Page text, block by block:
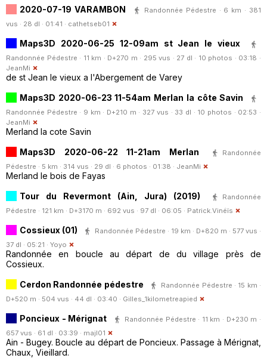
2020-07-19 VARAMBON
Randonnée Pédestre · 6 km · 381
vus · 28 dl · 01:41 · cathetseb01
Maps3D 2020-06-25 12-09am st Jean le vieux
Randonnée Pédestre · 11 km · D+270 m · 295 vus · 27 dl · 10 photos · 03:18 ·
JeanMi
de st Jean le vieux a l'Abergement de Varey
Maps3D 2020-06-23 11-54am Merlan la côte Savin
Randonnée Pédestre · 9 km · D+210 m · 327 vus · 33 dl · 10 photos · 02:53 ·
JeanMi
Merland la cote Savin
Maps3D 2020-06-22 11-21am Merlan
Randonnée
Pédestre · 5 km · 314 vus · 29 dl · 6 photos · 01:38 · JeanMi
Merland le bois de Fayas
Tour du Revermont (Ain, Jura) (2019)
Randonnée
Pédestre · 121 km · D+3170 m · 692 vus · 97 dl · 06:05 · Patrick.Vinéïs
Cossieux (01)
Randonnée Pédestre · 19 km · D+820 m · 577 vus ·
37 dl · 05:21 · Yoyo
Randonnée en boucle au départ de du village près de
Cossieux.
Cerdon Randonnée pédestre
Randonnée Pédestre · 15 km ·
D+520 m · 504 vus · 44 dl · 03:40 · Gilles_1kilometreapied
Poncieux - Mérignat
Randonnée Pédestre · 11 km · D+230 m ·
657 vus · 61 dl · 03:39 · majl01
Ain - Bugey. Boucle au départ de Poncieux. Passage à Mérignat,
Chaux, Vieillard.